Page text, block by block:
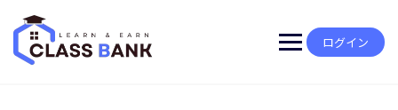
content
ログイン